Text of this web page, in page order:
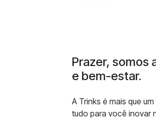
Prazer, somos
e bem-estar.
A Trinks é mais que
tudo para você inovar